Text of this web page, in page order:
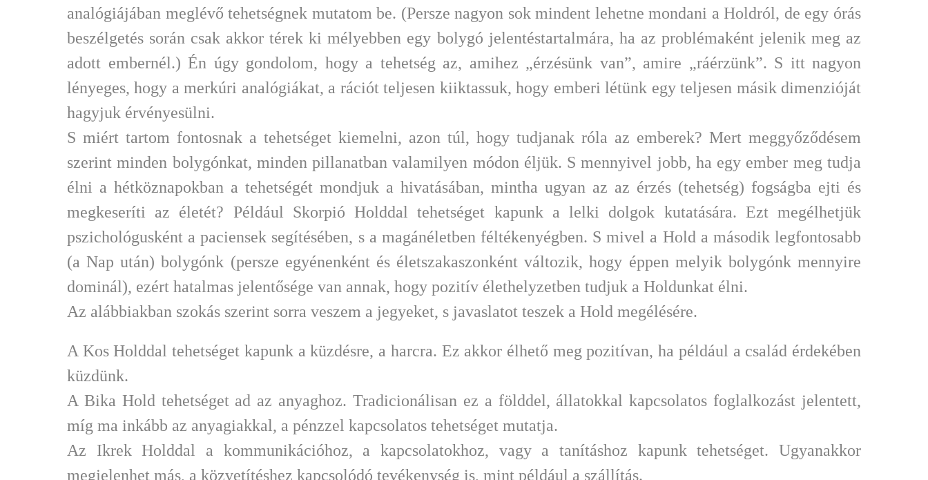
analógiájában meglévő tehetségnek mutatom be. (Persze nagyon sok mindent lehetne mondani a Holdról, de egy órás
beszélgetés során csak akkor térek ki mélyebben egy bolygó jelentéstartalmára, ha az problémaként jelenik meg az
adott embernél.) Én úgy gondolom, hogy a tehetség az, amihez „érzésünk van”, amire „ráérzünk”. S itt nagyon
lényeges, hogy a merkúri analógiákat, a rációt teljesen kiiktassuk, hogy emberi létünk egy teljesen másik dimenzióját
hagyjuk érvényesülni.
S miért tartom fontosnak a tehetséget kiemelni, azon túl, hogy tudjanak róla az emberek? Mert meggyőződésem
szerint minden bolygónkat, minden pillanatban valamilyen módon éljük. S mennyivel jobb, ha egy ember meg tudja
élni a hétköznapokban a tehetségét mondjuk a hivatásában, mintha ugyan az az érzés (tehetség) fogságba ejti és
megkeseríti az életét? Például Skorpió Holddal tehetséget kapunk a lelki dolgok kutatására. Ezt megélhetjük
pszichológusként a paciensek segítésében, s a magánéletben féltékenyégben. S mivel a Hold a második legfontosabb
(a Nap után) bolygónk (persze egyénenként és életszakaszonként változik, hogy éppen melyik bolygónk mennyire
dominál), ezért hatalmas jelentősége van annak, hogy pozitív élethelyzetben tudjuk a Holdunkat élni.
Az alábbiakban szokás szerint sorra veszem a jegyeket, s javaslatot teszek a Hold megélésére.
A Kos Holddal tehetséget kapunk a küzdésre, a harcra. Ez akkor élhető meg pozitívan, ha például a család érdekében
küzdünk.
A Bika Hold tehetséget ad az anyaghoz. Tradicionálisan ez a földdel, állatokkal kapcsolatos foglalkozást jelentett,
míg ma inkább az anyagiakkal, a pénzzel kapcsolatos tehetséget mutatja.
Az Ikrek Holddal a kommunikációhoz, a kapcsolatokhoz, vagy a tanításhoz kapunk tehetséget. Ugyanakkor
megjelenhet más, a közvetítéshez kapcsolódó tevékenység is, mint például a szállítás.